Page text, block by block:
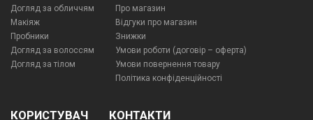
Догляд за обличчям
Макіяж
Пробники
Догляд за волоссям
Догляд за тілом
Про магазин
Відгуки про магазин
Знижки
Умови роботи (договір – оферта)
Умови повернення товару
Політика конфіденційності
КОРИСТУВАЧ КОНТАКТИ